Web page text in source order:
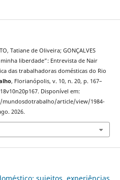
Tatiane de Oliveira; GONÇALVES
minha liberdade”: Entrevista de Nair
das trabalhadoras domésticas do Rio
, Florianópolis, v. 10, n. 20, p. 167–
Disponível em:
article/view/1984-
2026.